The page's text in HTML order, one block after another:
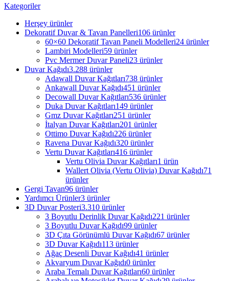
Kategoriler
Herşey ürünler
Dekoratif Duvar & Tavan Panelleri106 ürünler
60×60 Dekoratif Tavan Paneli Modelleri24 ürünler
Lambiri Modelleri59 ürünler
Pvc Mermer Duvar Paneli23 ürünler
Duvar Kağıdı3.288 ürünler
Adawall Duvar Kağıtları738 ürünler
Ankawall Duvar Kağıdı451 ürünler
Decowall Duvar Kağıtları536 ürünler
Duka Duvar Kağıtları149 ürünler
Gmz Duvar Kağıtları251 ürünler
İtalyan Duvar Kağıtları201 ürünler
Ottimo Duvar Kağıdı226 ürünler
Ravena Duvar Kağıdı320 ürünler
Vertu Duvar Kağıtları416 ürünler
Vertu Olivia Duvar Kağıtları1 ürün
Wallert Olivia (Vertu Olivia) Duvar Kağıdı71
ürünler
Gergi Tavan96 ürünler
Yardımcı Ürünler3 ürünler
3D Duvar Posteri3.310 ürünler
3 Boyutlu Derinlik Duvar Kağıdı221 ürünler
3 Boyutlu Duvar Kağıdı99 ürünler
3D Çıta Görünümlü Duvar Kağıdı67 ürünler
3D Duvar Kağıdı113 ürünler
Ağaç Desenli Duvar Kağıdı41 ürünler
Akvaryum Duvar Kağıdı0 ürünler
Araba Temalı Duvar Kağıtları60 ürünler